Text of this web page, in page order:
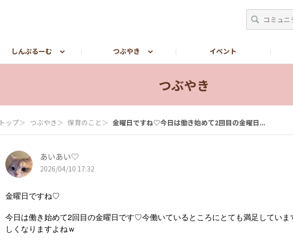
しんぷるーむ つぶやき イベント
つぶやき
トップ＞ つぶやき ＞ 保育のこと ＞ 金曜日ですね♡今日は働き始めて2回目の金曜日...
あいあい♡
2026/04/10 17:32
金曜日ですね♡
今日は働き始めて2回目の金曜日です♡今働いているところにとても満足していま
しくなりますよねｗ